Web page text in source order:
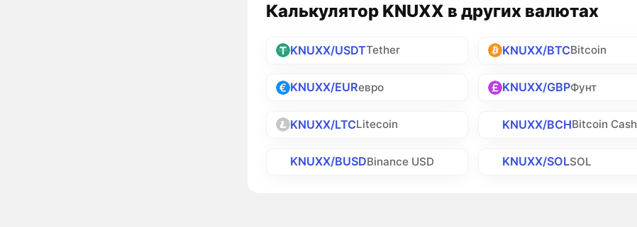
Калькулятор KNUXX в других валютах
KNUXX/USDTTether KNUXX/BTCBitcoin
KNUXX/EURевро KNUXX/GBPФунт
KNUXX/LTCLitecoin KNUXX/BCHBitcoin Cash
KNUXX/BUSDBinance USD KNUXX/SOLSOL